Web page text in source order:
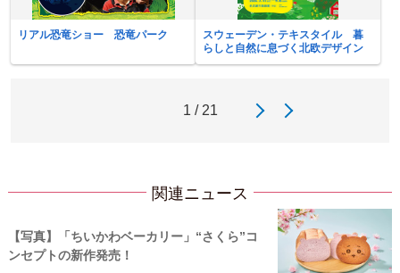
リアル恐竜ショー 恐竜パーク
スウェーデン・テキスタイル 暮
らしと自然に息づく北欧デザイン
1 / 21
関連ニュース
【写真】「ちいかわベーカリー」“さくら”コ
ンセプトの新作発売！